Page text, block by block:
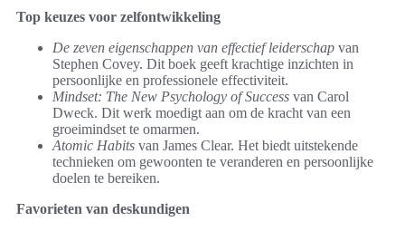
Top keuzes voor zelfontwikkeling
De zeven eigenschappen van effectief leiderschap van
Stephen Covey. Dit boek geeft krachtige inzichten in
persoonlijke en professionele effectiviteit.
Mindset: The New Psychology of Success van Carol
Dweck. Dit werk moedigt aan om de kracht van een
groeimindset te omarmen.
Atomic Habits van James Clear. Het biedt uitstekende
technieken om gewoonten te veranderen en persoonlijke
doelen te bereiken.
Favorieten van deskundigen